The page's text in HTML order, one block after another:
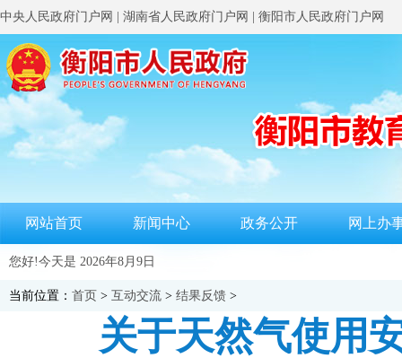
中央人民政府门户网 湖南省人民政府门户网 衡阳市人民政府门户网
网站首页 新闻中心 政务公开 网上办
您好!今天是 2026年8月9日
当前位置： 首页 > 互动交流 > 结果反馈 >
关于天然气使用